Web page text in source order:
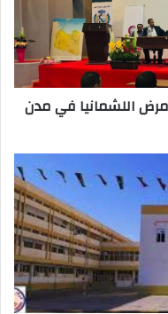
اللشمانيا في مدن